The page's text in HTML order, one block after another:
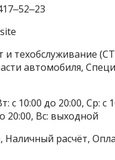
и техобслуживание
автомобиля,
10:00 до 20:00, Ср: с
20:00, Вс: выходной
расчёт,